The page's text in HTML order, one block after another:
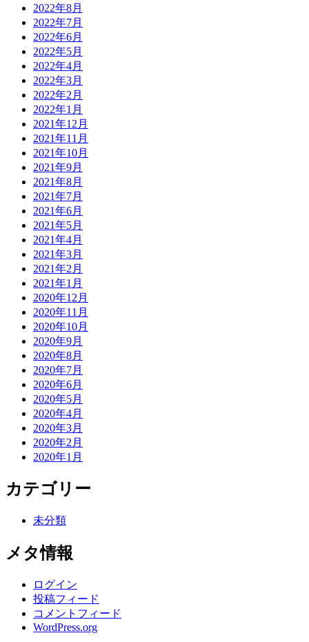
2022年8月
2022年7月
2022年6月
2022年5月
2022年4月
2022年3月
2022年2月
2022年1月
2021年12月
2021年11月
2021年10月
2021年9月
2021年8月
2021年7月
2021年6月
2021年5月
2021年4月
2021年3月
2021年2月
2021年1月
2020年12月
2020年11月
2020年10月
2020年9月
2020年8月
2020年7月
2020年6月
2020年5月
2020年4月
2020年3月
2020年2月
2020年1月
カテゴリー
未分類
メタ情報
ログイン
投稿フィード
コメントフィード
WordPress.org